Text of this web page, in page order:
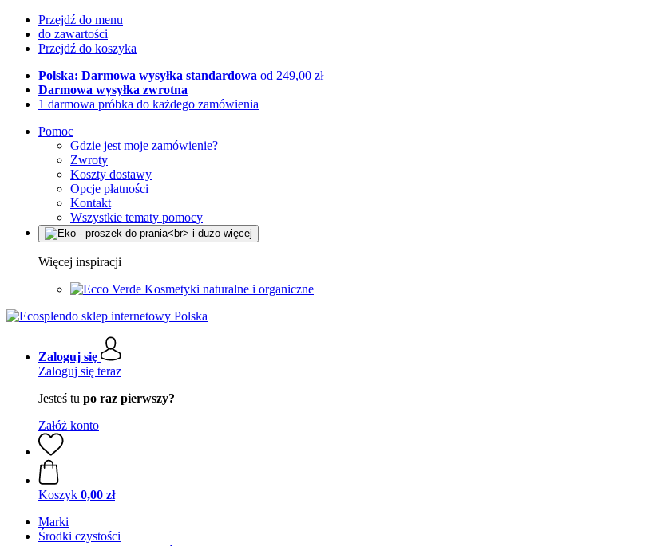
Przejdź do menu
do zawartości
Przejdź do koszyka
Polska: Darmowa wysyłka standardowa od 249,00 zł
Darmowa wysyłka zwrotna
1 darmowa próbka do każdego zamówienia
Pomoc
Gdzie jest moje zamówienie?
Zwroty
Koszty dostawy
Opcje płatności
Kontakt
Wszystkie tematy pomocy
Więcej inspiracji
Kosmetyki naturalne i organiczne
Zaloguj się
Zaloguj się teraz
Jesteś tu po raz pierwszy?
Załóż konto
Koszyk 0,00 zł
Marki
Środki czystości